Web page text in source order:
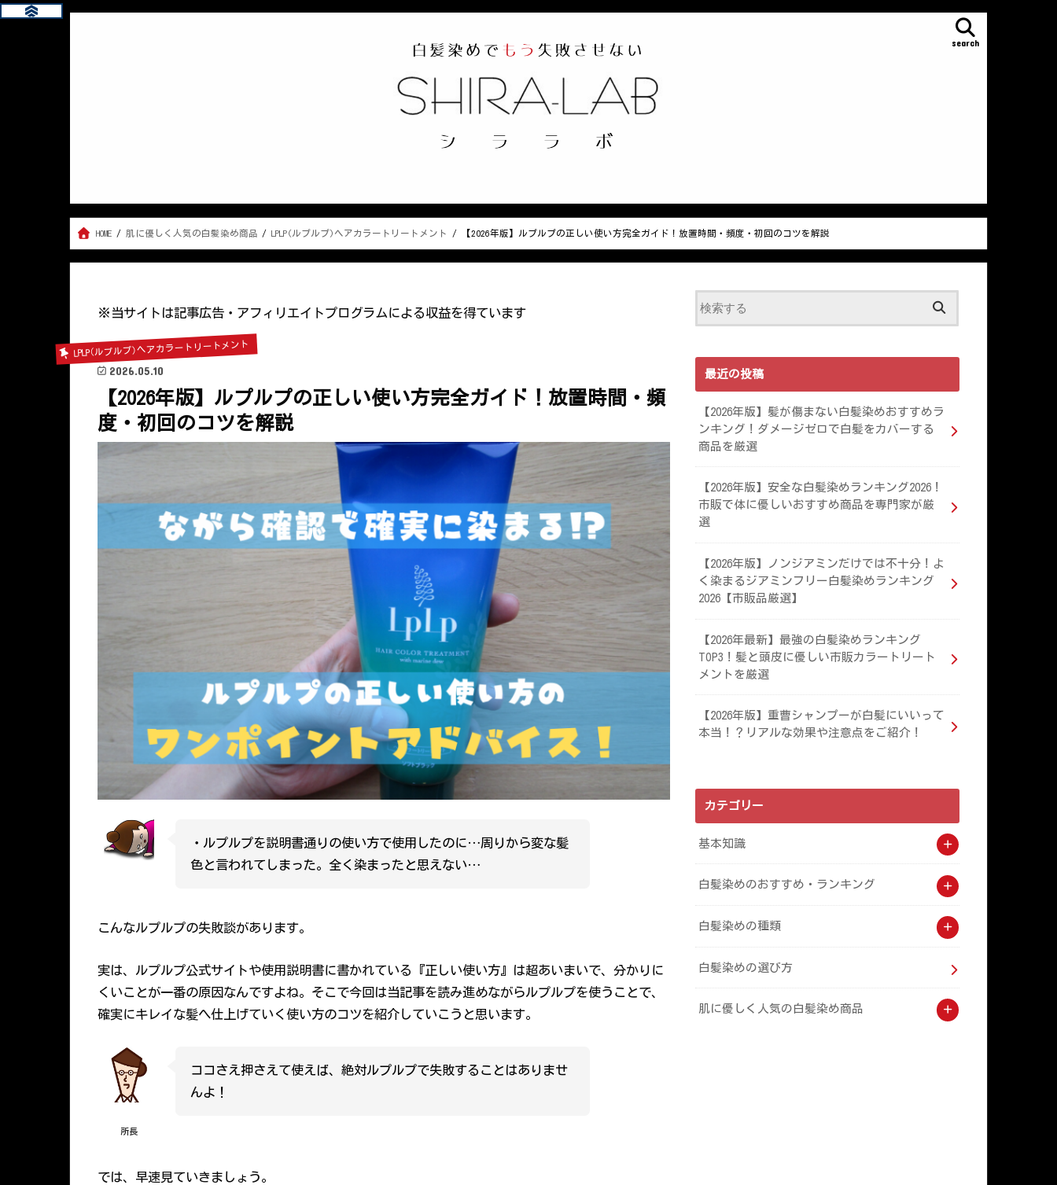
search
HOME 肌に優しく人気の白髪染め商品 LPLP(ルプルプ)ヘアカラートリートメント 【2026年版】ルプルプの正しい使い方完全ガイド！放置時間・頻度・初回のコツを解説
※当サイトは記事広告・アフィリエイトプログラムによる収益を得ています
LPLP(ルプルプ)ヘアカラートリートメント
2026.05.10
【2026年版】ルプルプの正しい使い方完全ガイド！放置時間・頻
度・初回のコツを解説
・ルプルプを説明書通りの使い方で使用したのに…周りから変な髪
色と言われてしまった。全く染まったと思えない…
こんなルプルプの失敗談があります。
実は、ルプルプ公式サイトや使用説明書に書かれている『正しい使い方』は超あいまいで、分かりに
くいことが一番の原因なんですよね。そこで今回は当記事を読み進めながらルプルプを使うことで、
確実にキレイな髪へ仕上げていく使い方のコツを紹介していこうと思います。
所長
ココさえ押さえて使えば、絶対ルプルプで失敗することはありませ
んよ！
では、早速見ていきましょう。
最近の投稿
【2026年版】髪が傷まない白髪染めおすすめラ
ンキング！ダメージゼロで白髪をカバーする
商品を厳選
【2026年版】安全な白髪染めランキング2026！
市販で体に優しいおすすめ商品を専門家が厳
選
【2026年版】ノンジアミンだけでは不十分！よ
く染まるジアミンフリー白髪染めランキング
2026【市販品厳選】
【2026年最新】最強の白髪染めランキング
TOP3！髪と頭皮に優しい市販カラートリート
メントを厳選
【2026年版】重曹シャンプーが白髪にいいって
本当！？リアルな効果や注意点をご紹介！
カテゴリー
基本知識
白髪染めのおすすめ・ランキング
白髪染めの種類
白髪染めの選び方
肌に優しく人気の白髪染め商品